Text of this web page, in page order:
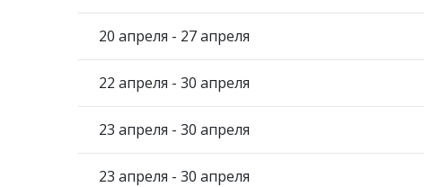
20 апреля - 27 апреля
22 апреля - 30 апреля
23 апреля - 30 апреля
23 апреля - 30 апреля